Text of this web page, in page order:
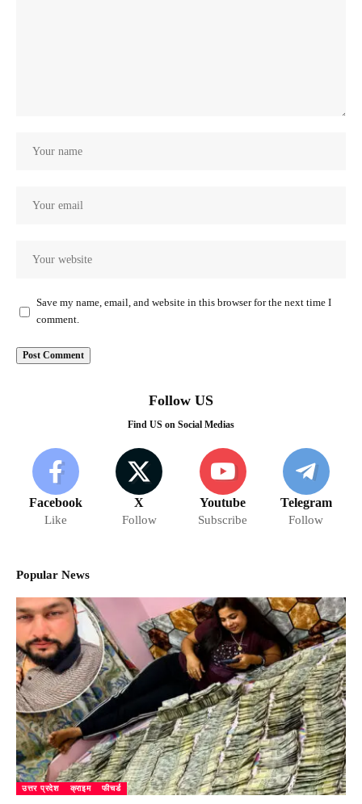
Save my name, email, and website in this browser for the next time I
comment.
Follow US
Find US on Social Medias
Facebook
Like
X
Follow
Youtube
Subscribe
Telegram
Follow
Popular News
उत्तर प्रदेश क्राइम फीचर्ड